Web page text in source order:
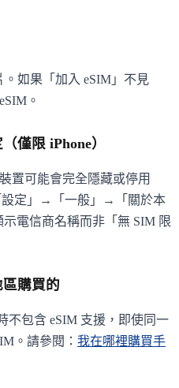
如果「加入 eSIM」不見
。
僅限 iPhone）
置可能會完全隱藏或停用
設定」→「一般」→「關於本
電信商名稱而非「無 SIM 限
購買的
不包含 eSIM 支援，即使同一
。請參閱： 我在哪裡購買手